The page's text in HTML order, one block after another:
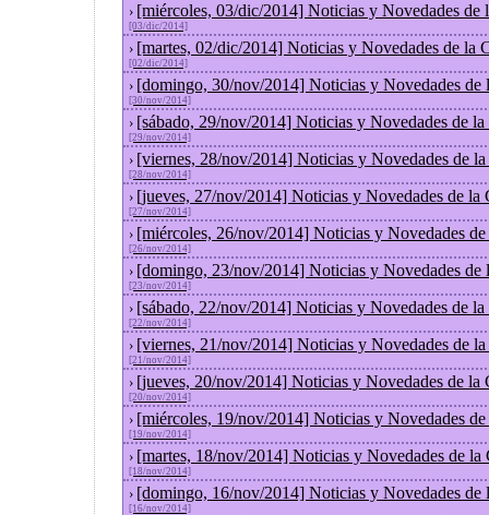
› [miércoles, 03/dic/2014] Noticias y Novedades de
[03/dic/2014]
› [martes, 02/dic/2014] Noticias y Novedades de la
[02/dic/2014]
› [domingo, 30/nov/2014] Noticias y Novedades de
[30/nov/2014]
› [sábado, 29/nov/2014] Noticias y Novedades de
[29/nov/2014]
› [viernes, 28/nov/2014] Noticias y Novedades de
[28/nov/2014]
› [jueves, 27/nov/2014] Noticias y Novedades de la
[27/nov/2014]
› [miércoles, 26/nov/2014] Noticias y Novedades
[26/nov/2014]
› [domingo, 23/nov/2014] Noticias y Novedades de
[23/nov/2014]
› [sábado, 22/nov/2014] Noticias y Novedades de
[22/nov/2014]
› [viernes, 21/nov/2014] Noticias y Novedades de
[21/nov/2014]
› [jueves, 20/nov/2014] Noticias y Novedades de la
[20/nov/2014]
› [miércoles, 19/nov/2014] Noticias y Novedades
[19/nov/2014]
› [martes, 18/nov/2014] Noticias y Novedades de la
[18/nov/2014]
› [domingo, 16/nov/2014] Noticias y Novedades de
[16/nov/2014]